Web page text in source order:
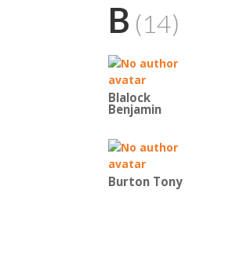
B (14)
Blalock
Benjamin
Burton Tony